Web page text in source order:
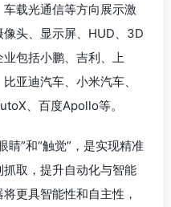
载光通信等方向展示激
头、显示屏、HUD、3D
包括小鹏、吉利、上
亚迪汽车、小米汽车、
、百度Apollo等。
睛”和“触觉”，是实现精准
取，提升自动化与智能
更具智能性和自主性，